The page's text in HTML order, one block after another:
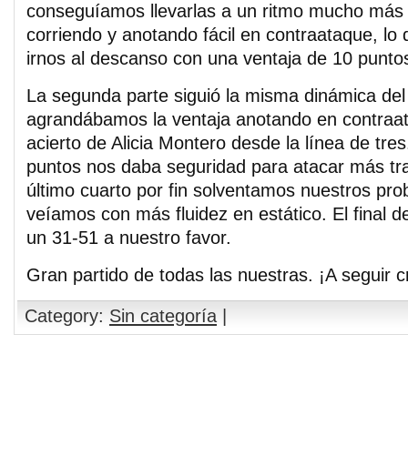
conseguíamos llevarlas a un ritmo mucho
corriendo y anotando fácil en contraataque, lo
irnos al descanso con una ventaja de 10
La segunda parte siguió la misma dinámica
agrandábamos la ventaja anotando en
acierto de Alicia Montero desde la línea de
puntos nos daba seguridad para atacar más
último cuarto por fin solventamos nuestros
veíamos con más fluidez en estático. El final
un 31-51 a nuestro favor.
Gran partido de todas las nuestras. ¡A seguir
Category: Sin categoría